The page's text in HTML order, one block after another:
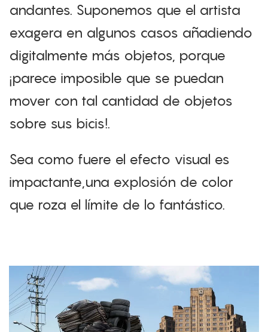
andantes. Suponemos que el artista
exagera en algunos casos añadiendo
digitalmente más objetos, porque
¡parece imposible que se puedan
mover con tal cantidad de objetos
sobre sus bicis!.
Sea como fuere el efecto visual es
impactante,una explosión de color
que roza el límite de lo fantástico.